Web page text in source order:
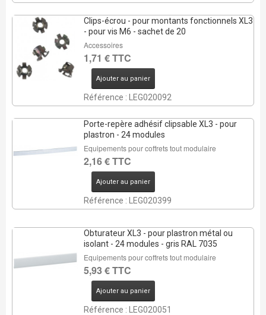
Clips-écrou - pour montants fonctionnels XL3
- pour vis M6 - sachet de 20
Accessoires
1,71 € TTC
Ajouter au panier
Référence : LEG020092
Porte-repère adhésif clipsable XL3 - pour
plastron - 24 modules
Equipements pour coffrets tout modulaire
2,16 € TTC
Ajouter au panier
Référence : LEG020399
Obturateur XL3 - pour plastron métal ou
isolant - 24 modules - gris RAL 7035
Equipements pour coffrets tout modulaire
5,93 € TTC
Ajouter au panier
Référence : LEG020051